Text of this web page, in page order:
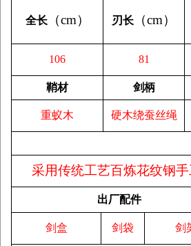
全长（cm） 刃长 （cm）
106 81
鞘材 剑柄
重蚁木 硬木绕蚕丝绳
采用传统工艺百炼花纹钢
出厂配件
剑盒 剑袋 剑